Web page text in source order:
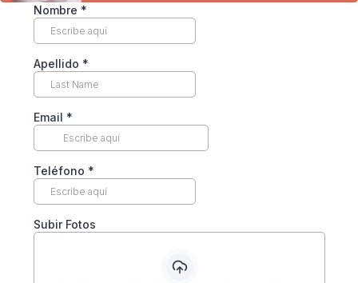
Nombre *
Apellido *
Email *
Teléfono *
Subir Fotos